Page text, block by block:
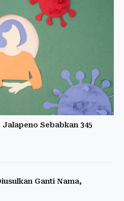
Sebabkan 345
Ganti Nama,